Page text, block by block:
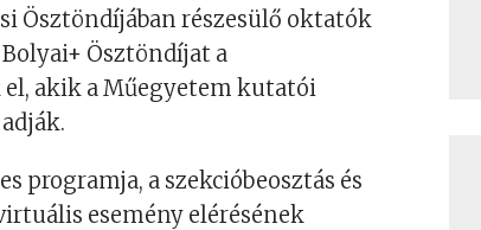
Ösztöndíjában részesülő oktatók
Ösztöndíjat a
akik a Műegyetem kutatói
programja, a szekcióbeosztás és
esemény elérésének